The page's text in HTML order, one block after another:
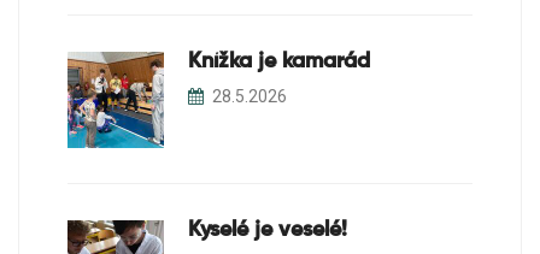
Knížka je kamarád
28.5.2026
Kyselé je veselé!